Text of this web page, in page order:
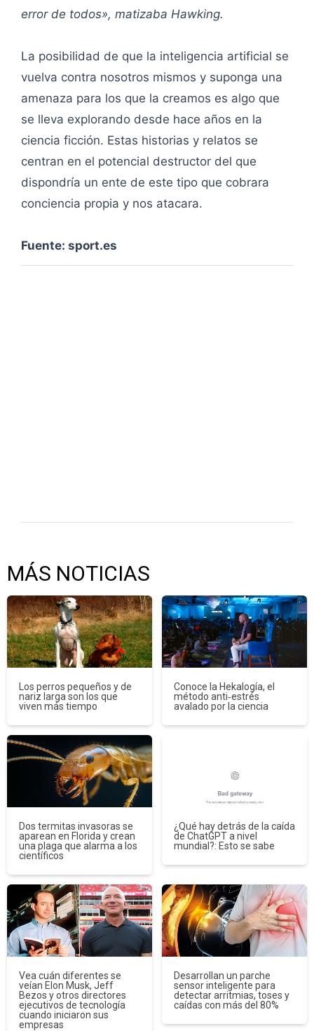
error de todos», matizaba Hawking.
La posibilidad de que la inteligencia artificial se
vuelva contra nosotros mismos y suponga una
amenaza para los que la creamos es algo que
se lleva explorando desde hace años en la
ciencia ficción. Estas historias y relatos se
centran en el potencial destructor del que
dispondría un ente de este tipo que cobrara
conciencia propia y nos atacara.
Fuente: sport.es
MÁS NOTICIAS
Los perros pequeños y de
nariz larga son los que
viven más tiempo
Conoce la Hekalogía, el
método anti‑estrés
avalado por la ciencia
Dos termitas invasoras se
aparean en Florida y crean
una plaga que alarma a los
científicos
¿Qué hay detrás de la caída
de ChatGPT a nivel
mundial?: Esto se sabe
Vea cuán diferentes se
veían Elon Musk, Jeff
Bezos y otros directores
ejecutivos de tecnología
cuando iniciaron sus
empresas
Desarrollan un parche
sensor inteligente para
detectar arritmias, toses y
caídas con más del 80%